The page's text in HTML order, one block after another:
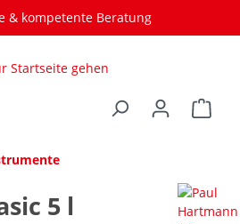
& kompetente Beratung
5 l